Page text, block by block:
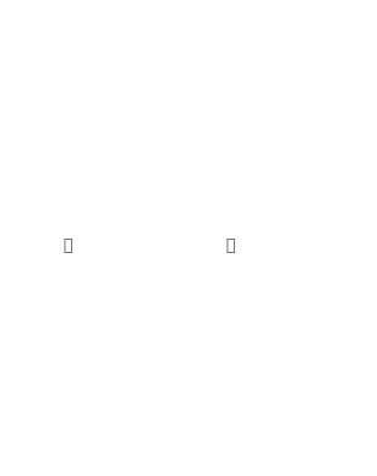
Toggle
Toggle